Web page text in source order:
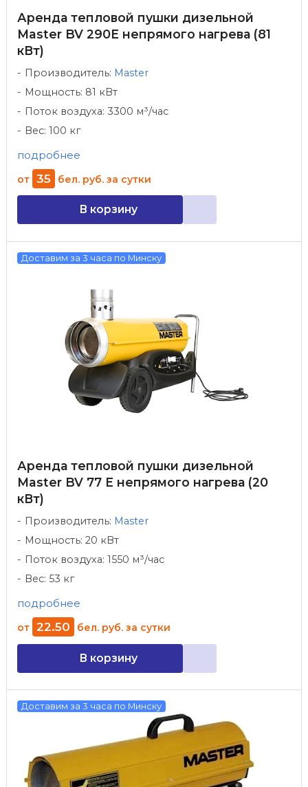
Аренда тепловой пушки дизельной
Master BV 290E непрямого нагрева (81
кВт)
Производитель: Master
Мощность: 81 кВт
Поток воздуха: 3300 м³/час
Вес: 100 кг
подробнее
от 35 бел. руб. за сутки
В корзину
Доставим за 3 часа по Минску
Аренда тепловой пушки дизельной
Master BV 77 E непрямого нагрева (20
кВт)
Производитель: Master
Мощность: 20 кВт
Поток воздуха: 1550 м³/час
Вес: 53 кг
подробнее
от 22.50 бел. руб. за сутки
В корзину
Доставим за 3 часа по Минску